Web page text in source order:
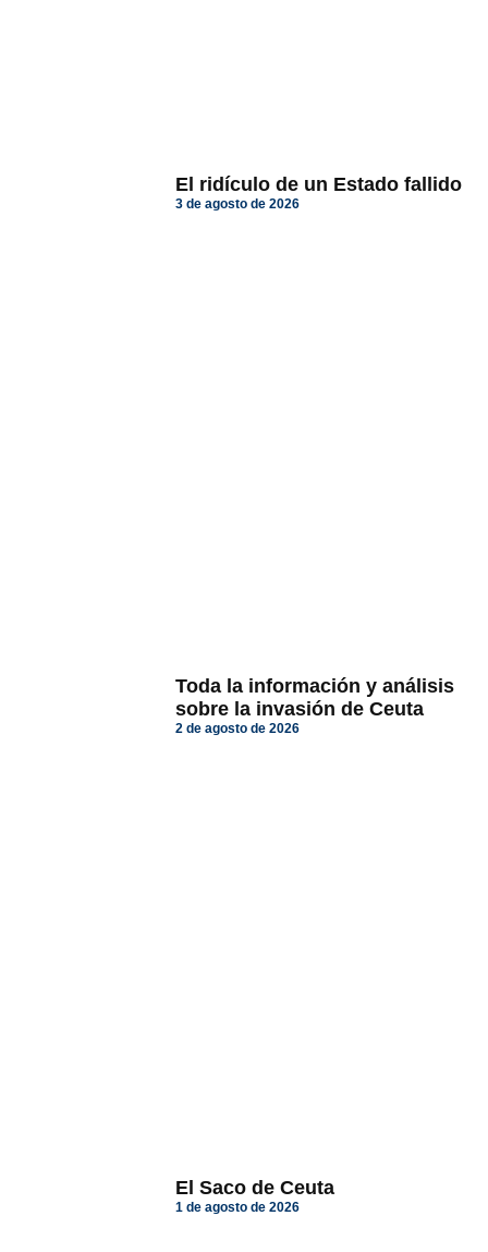
El ridículo de un Estado fallido
3 de agosto de 2026
Toda la información y análisis
sobre la invasión de Ceuta
2 de agosto de 2026
El Saco de Ceuta
1 de agosto de 2026